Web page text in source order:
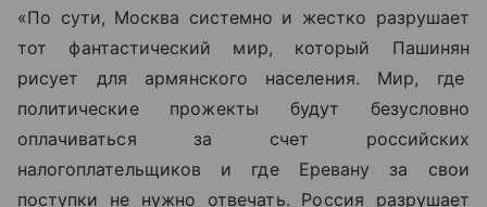
«По сути, Москва системно и жестко разрушает
тот фантастический мир, который Пашинян
рисует для армянского населения. Мир, где
политические прожекты будут безусловно
оплачиваться за счет российских
налогоплательщиков и где Еревану за свои
поступки не нужно отвечать. Россия разрушает